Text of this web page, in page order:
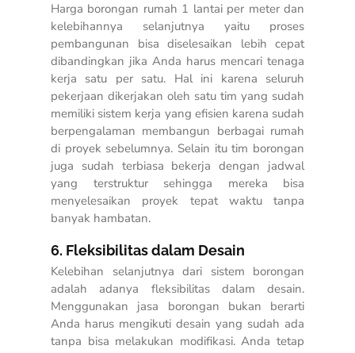
Harga borongan rumah 1 lantai per meter dan
kelebihannya selanjutnya yaitu proses
pembangunan bisa diselesaikan lebih cepat
dibandingkan jika Anda harus mencari tenaga
kerja satu per satu. Hal ini karena seluruh
pekerjaan dikerjakan oleh satu tim yang sudah
memiliki sistem kerja yang efisien karena sudah
berpengalaman membangun berbagai rumah
di proyek sebelumnya. Selain itu tim borongan
juga sudah terbiasa bekerja dengan jadwal
yang terstruktur sehingga mereka bisa
menyelesaikan proyek tepat waktu tanpa
banyak hambatan.
6. Fleksibilitas dalam Desain
Kelebihan selanjutnya dari sistem borongan
adalah adanya fleksibilitas dalam desain.
Menggunakan jasa borongan bukan berarti
Anda harus mengikuti desain yang sudah ada
tanpa bisa melakukan modifikasi. Anda tetap